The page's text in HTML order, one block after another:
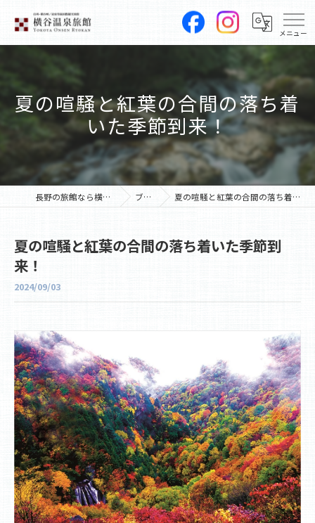
夏の喧騒と紅葉の合間の落ち着
いた季節到来！
長野の旅館なら横谷温泉旅館 ブログ 夏の喧騒と紅葉の合間の落ち着いた季節到来！
夏の喧騒と紅葉の合間の落ち着いた季節到
来！
2024/09/03